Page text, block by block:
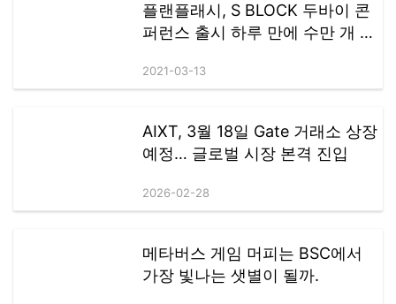
플랜플래시, S BLOCK 두바이 콘
퍼런스 출시 하루 만에 수만 개 노
2021-03-13
AIXT, 3월 18일 Gate 거래소 상장
예정… 글로벌 시장 본격 진입
2026-02-28
메타버스 게임 머피는 BSC에서
가장 빛나는 샛별이 될까.